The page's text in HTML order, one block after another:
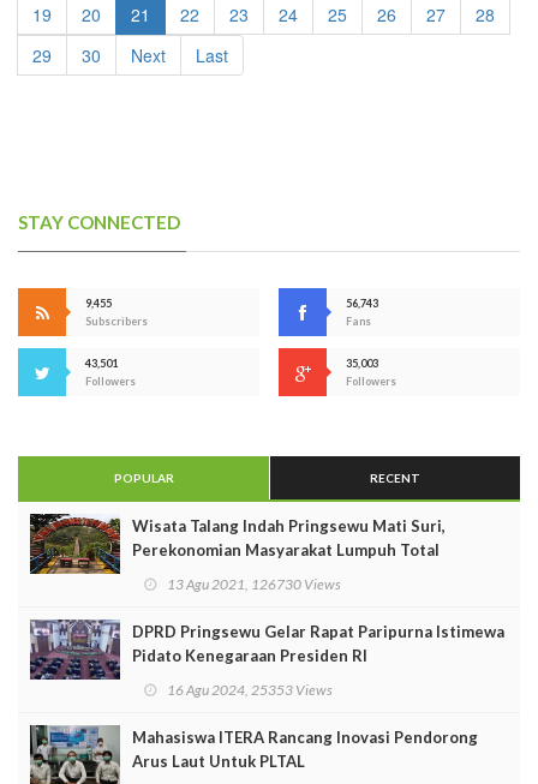
19
20 21 22 23 24 25 26 27
28
29
30 Next Last
STAY CONNECTED
9,455
Subscribers
56,743
Fans
43,501
Followers
35,003
Followers
POPULAR RECENT
Wisata Talang Indah Pringsewu Mati Suri,
Perekonomian Masyarakat Lumpuh Total
13 Agu 2021, 126730 Views
DPRD Pringsewu Gelar Rapat Paripurna Istimewa
Pidato Kenegaraan Presiden RI
16 Agu 2024, 25353 Views
Mahasiswa ITERA Rancang Inovasi Pendorong
Arus Laut Untuk PLTAL